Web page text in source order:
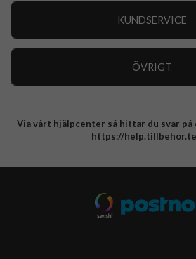
KUNDSERVICE
ÖVRIGT
Integritetspolicy
Via vårt hjälpcenter så hittar du svar
https://